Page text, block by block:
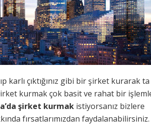
karlı çıktığınız gibi bir şirket kurarak
kurmak çok basit ve rahat bir
şirket kurmak istiyorsanız bizlere
fırsatlarımızdan faydalanabilirsiniz.